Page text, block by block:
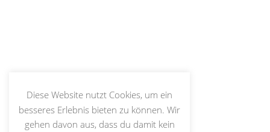
Diese Website nutzt Cookies, um ein
besseres Erlebnis bieten zu können. Wir
gehen davon aus, dass du damit kein